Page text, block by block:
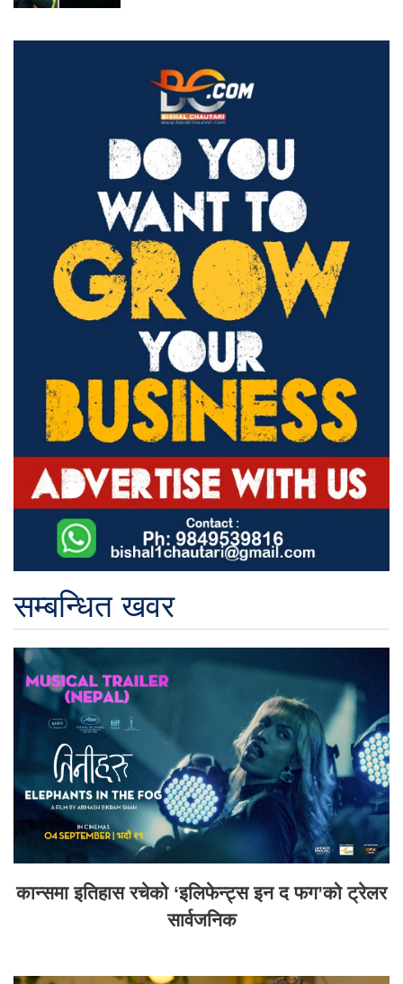
सम्बन्धित खवर
कान्समा इतिहास रचेको ‘इलिफेन्ट्स इन द फग’को ट्रेलर
सार्वजनिक